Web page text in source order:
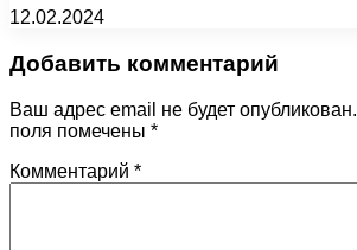
12.02.2024
Добавить комментарий
Ваш адрес email не будет опубликован.
поля помечены *
Комментарий *